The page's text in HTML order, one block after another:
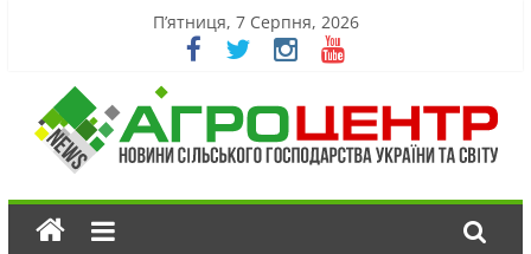
П’ятниця, 7 Серпня, 2026